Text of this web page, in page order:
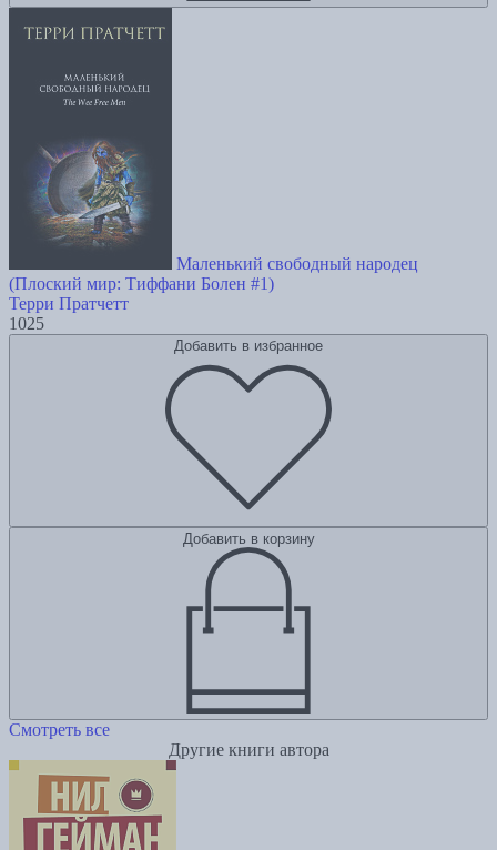
Маленький свободный народец
(Плоский мир: Тиффани Болен #1)
Терри Пратчетт
1025
Добавить в избранное
Добавить в корзину
Смотреть все
Другие книги автора